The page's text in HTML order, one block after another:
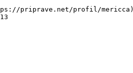
priprave.net/profil/mericca)